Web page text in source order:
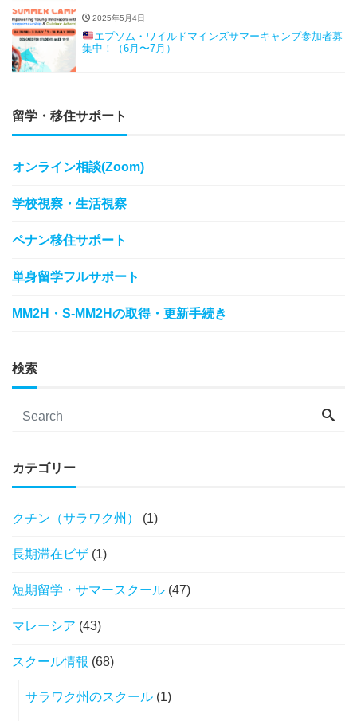
2025年5月4日
エプソム・ワイルドマインズサマーキャンプ参加者募
集中！（6月〜7月）
留学・移住サポート
オンライン相談(Zoom)
学校視察・生活視察
ペナン移住サポート
単身留学フルサポート
MM2H・S-MM2Hの取得・更新手続き
検索
カテゴリー
クチン（サラワク州） (1)
長期滞在ビザ (1)
短期留学・サマースクール (47)
マレーシア (43)
スクール情報 (68)
サラワク州のスクール (1)